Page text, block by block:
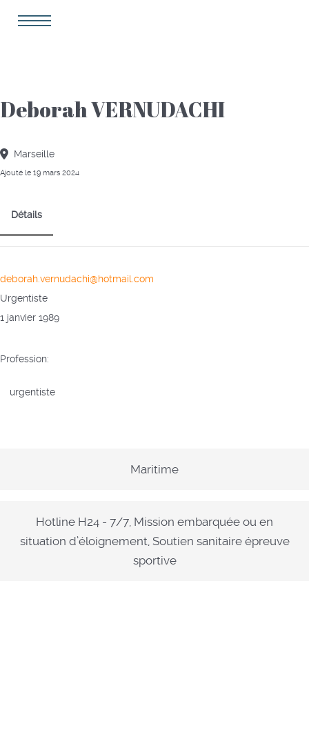
Deborah VERNUDACHI
Marseille
Ajouté le 19 mars 2024
Détails
deborah.vernudachi@hotmail.com
Urgentiste
1 janvier 1989
Profession:
urgentiste
Maritime
Hotline H24 - 7/7, Mission embarquée ou en
situation d’éloignement, Soutien sanitaire épreuve
sportive